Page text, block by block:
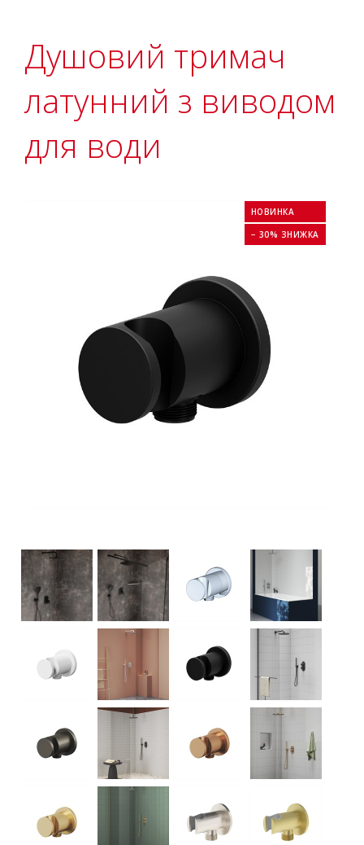
Душовий тримач
латунний з виводом
для води
НОВИНКА
− 30% ЗНИЖКА